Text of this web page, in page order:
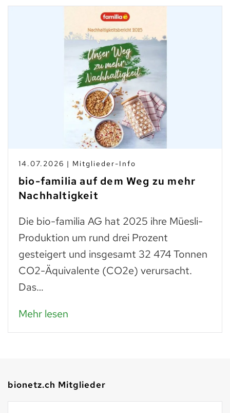
14.07.2026 | Mitglieder-Info
bio-familia auf dem Weg zu mehr
Nachhaltigkeit
Die bio-familia AG hat 2025 ihre Müesli-
Produktion um rund drei Prozent
gesteigert und insgesamt 32 474 Tonnen
CO2-Äquivalente (CO2e) verursacht.
Das…
Mehr lesen
bionetz.ch Mitglieder